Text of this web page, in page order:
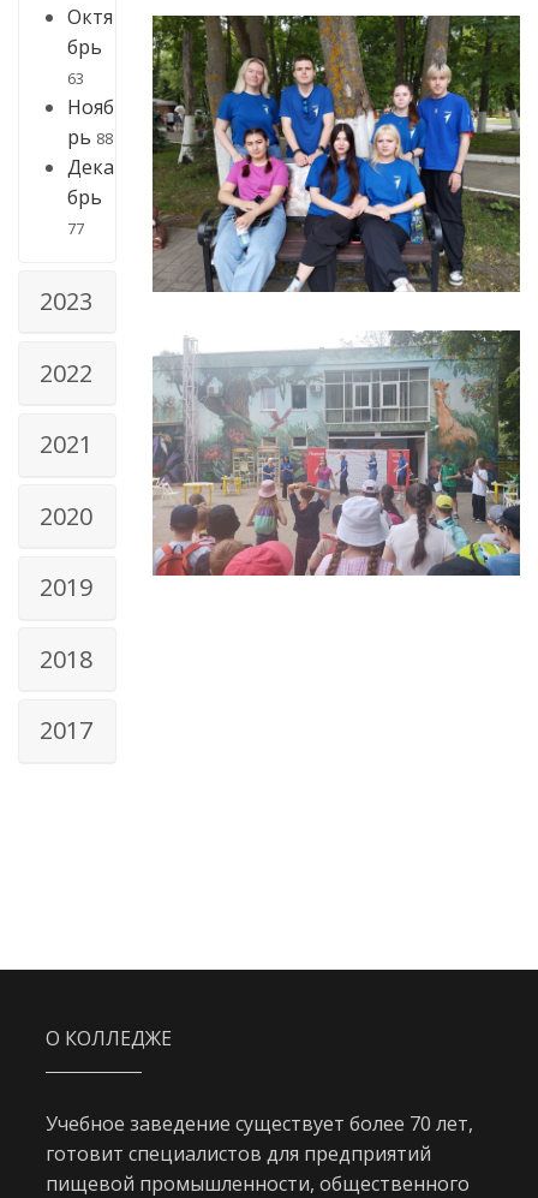
Октя
брь
63
Нояб
рь 88
Дека
брь
77
2023
2022
2021
2020
2019
2018
2017
О КОЛЛЕДЖЕ
Учебное заведение существует более 70 лет,
готовит специалистов для предприятий
пищевой промышленности, общественного